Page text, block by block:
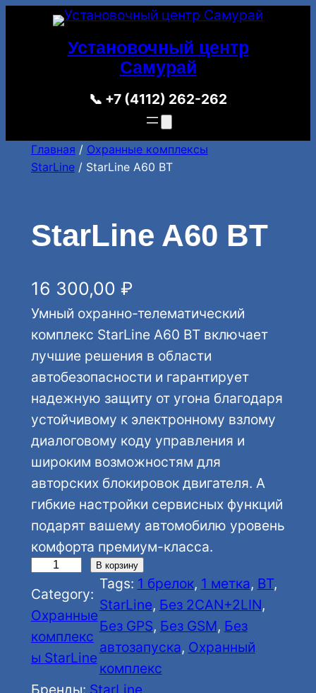
Перейти
содержимому
Установочный центр
Самурай
📞 +7 (4112) 262-262
Главная / Охранные комплексы
StarLine/ StarLine A60 BT
StarLine A60 BT
16 300,00 ₽
Умный охранно-телематический
комплекс StarLine А60 BT включает
лучшие решения в области
автобезопасности и гарантирует
надежную защиту от угона благодаря
устойчивому к электронному взлому
диалоговому коду управления и
широким возможностям для
авторских блокировок двигателя. А
гибкие настройки сервисных функций
подарят вашему автомобилю уровень
комфорта премиум-класса.
о
л
и
ч
В корзину
Category:
Охранные
комплекс
ы StarLine
Tags: 1 брелок, 1 метка, BT
StarLine, Без 2CAN+2LIN
Без GPS, Без GSM, Без
автозапуска, Охранный
комплекс
Бренды: StarLine